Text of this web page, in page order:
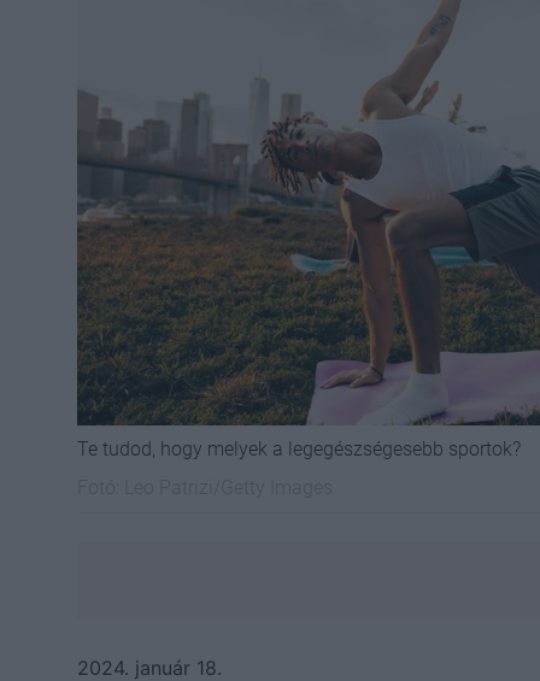
Te tudod, hogy melyek a legegészségesebb sportok?
2024. január 18.